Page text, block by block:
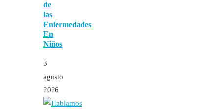
de
las
Enfermedades
En
Niños
3
agosto
2026